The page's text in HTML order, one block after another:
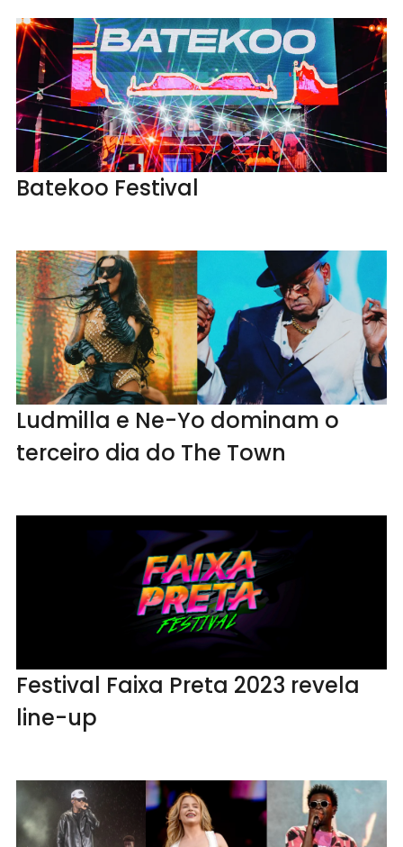
Batekoo Festival
Ludmilla e Ne-Yo dominam o
terceiro dia do The Town
Festival Faixa Preta 2023 revela
line-up